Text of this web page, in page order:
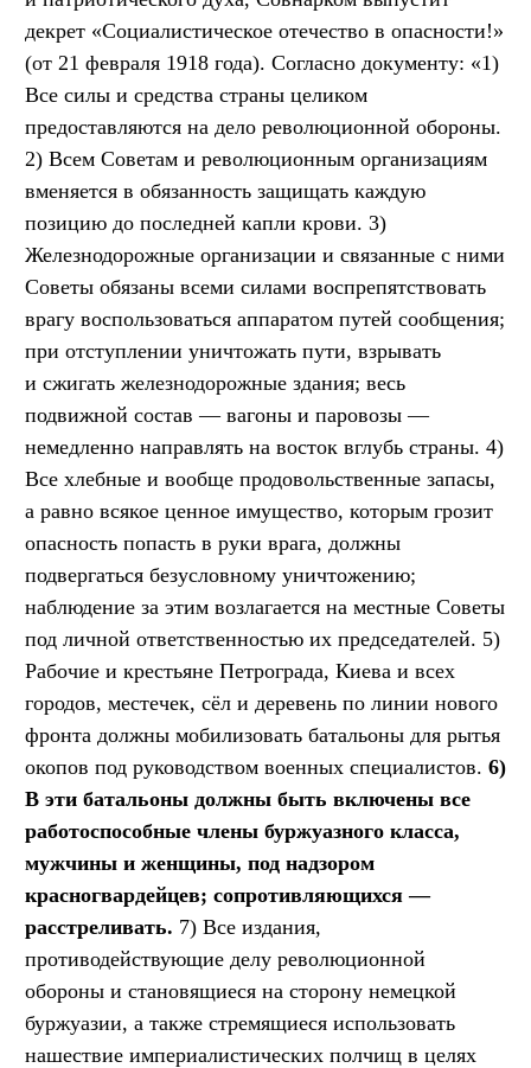
декрет «Социалистическое отечество в опасности!»
(от 21 февраля 1918 года). Согласно документу: «1)
Все силы и средства страны целиком
предоставляются на дело революционной обороны.
2) Всем Советам и революционным организациям
вменяется в обязанность защищать каждую
позицию до последней капли крови. 3)
Железнодорожные организации и связанные с ними
Советы обязаны всеми силами воспрепятствовать
врагу воспользоваться аппаратом путей сообщения;
при отступлении уничтожать пути, взрывать
и сжигать железнодорожные здания; весь
подвижной состав — вагоны и паровозы —
немедленно направлять на восток вглубь страны. 4)
Все хлебные и вообще продовольственные запасы,
а равно всякое ценное имущество, которым грозит
опасность попасть в руки врага, должны
подвергаться безусловному уничтожению;
наблюдение за этим возлагается на местные Советы
под личной ответственностью их председателей. 5)
Рабочие и крестьяне Петрограда, Киева и всех
городов, местечек, сёл и деревень по линии нового
фронта должны мобилизовать батальоны для рытья
окопов под руководством военных специалистов. 6)
В эти батальоны должны быть включены все
работоспособные члены буржуазного класса,
мужчины и женщины, под надзором
красногвардейцев; сопротивляющихся —
расстреливать. 7) Все издания,
противодействующие делу революционной
обороны и становящиеся на сторону немецкой
буржуазии, а также стремящиеся использовать
нашествие империалистических полчищ в целях